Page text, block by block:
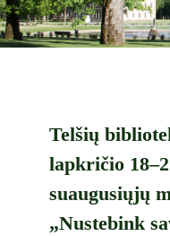
Telšių
lapkričio
suaugusiųjų
„Nustebink